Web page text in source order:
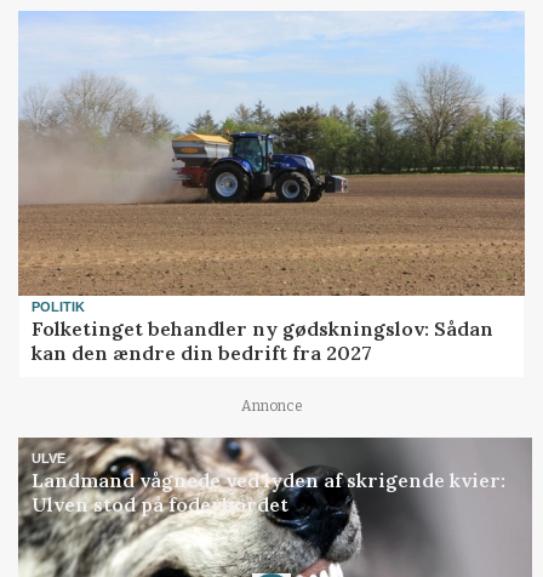
POLITIK
Folketinget behandler ny gødskningslov: Sådan
kan den ændre din bedrift fra 2027
Annonce
ULVE
Landmand vågnede ved lyden af skrigende kvier:
Ulven stod på foderbordet
Annonce